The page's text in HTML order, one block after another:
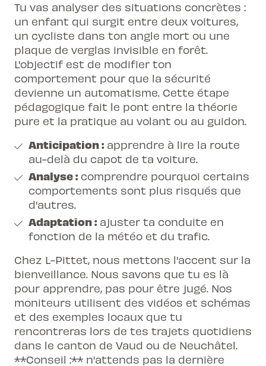
Tu vas analyser des situations concrètes :
un enfant qui surgit entre deux voitures,
un cycliste dans ton angle mort ou une
plaque de verglas invisible en forêt.
L'objectif est de modifier ton
comportement pour que la sécurité
devienne un automatisme. Cette étape
pédagogique fait le pont entre la théorie
pure et la pratique au volant ou au guidon.
Anticipation : apprendre à lire la route
au-delà du capot de ta voiture.
Analyse : comprendre pourquoi certains
comportements sont plus risqués que
d'autres.
Adaptation : ajuster ta conduite en
fonction de la météo et du trafic.
Chez L-Pittet, nous mettons l'accent sur la
bienveillance. Nous savons que tu es là
pour apprendre, pas pour être jugé. Nos
moniteurs utilisent des vidéos et schémas
et des exemples locaux que tu
rencontreras lors de tes trajets quotidiens
dans le canton de Vaud ou de Neuchâtel.
**Conseil :** n'attends pas la dernière